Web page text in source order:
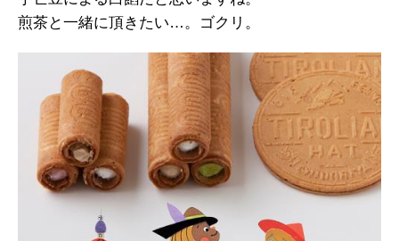
煎茶と一緒に頂きたい…。ゴクリ。